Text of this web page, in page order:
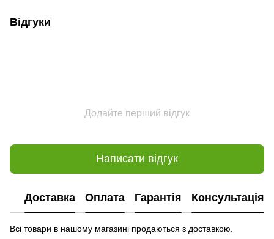
Відгуки
Додайте перший відгук
Написати відгук
Доставка Оплата Гарантія Консультація
Всі товари в нашому магазині продаються з доставкою.